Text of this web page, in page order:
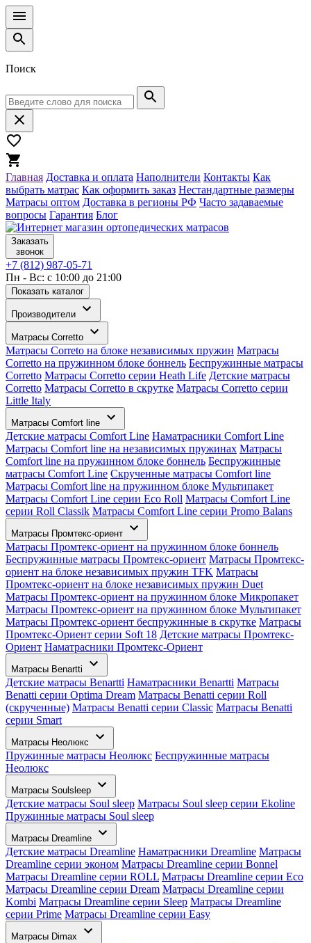
Поиск
Главная Доставка и оплата Наполнители Контакты Как
выбрать матрас Как оформить заказ Нестандартные размеры
Матрасы оптом Доставка в регионы РФ Часто задаваемые
вопросы Гарантия Блог
Заказать
звонок
+7 (812) 987-05-71
Пн - Вс: с 10:00 до 21:00
Показать каталог
Производители
Матрасы Corretto
Матрасы Correto на блоке независимых пружин Матрасы
Corretto на пружинном блоке боннель Беспружинные матрасы
Corretto Матрасы Corretto серии Heath Life Детские матрасы
Corretto Матрасы Corretto в скрутке Матрасы Corretto серии
Little Italy
Матрасы Comfort line
Детские матрасы Comfort Line Наматрасники Comfort Line
Матрасы Comfort line на независимых пружинах Матрасы
Comfort line на пружинном блоке боннель Беспружинные
матрасы Comfort Line Скрученные матрасы Comfort line
Матрасы Comfort line на пружинном блоке Мультипакет
Матрасы Comfort Line серии Eco Roll Матрасы Comfort Line
серии Roll Classik Матрасы Comfort Line серии Promo Balans
Матрасы Промтекс-ориент
Матрасы Промтекс-ориент на пружинном блоке боннель
Беспружинные матрасы Промтекс-ориент Матрасы Промтекс-
ориент на блоке независимых пружин TFK Матрасы
Промтекс-ориент на блоке независимых пружин Duet
Матрасы Промтекс-ориент на пружинном блоке Микропакет
Матрасы Промтекс-ориент на пружинном блоке Мультипакет
Матрасы Промтекс-ориент беспружинные в скрутке Матрасы
Промтекс-Ориент серии Soft 18 Детские матрасы Промтекс-
Ориент Наматрасники Промтекс-Ориент
Матрасы Benartti
Детские матрасы Benartti Наматрасники Benartti Матрасы
Benatti серии Optima Dream Матрасы Benatti серии Roll
(скрученные) Матрасы Benatti серии Classic Матрасы Benatti
серии Smart
Матрасы Неолюкс
Пружинные матрасы Неолюкс Беспружинные матрасы
Неолюкс
Матрасы Soulsleep
Детские матрасы Soul sleep Матрасы Soul sleep серии Ekoline
Пружинные матрасы Soul sleep
Матрасы Dreamline
Детские матрасы Dreamline Наматрасники Dreamline Матрасы
Dreamline серии эконом Матрасы Dreamline серии Bonnel
Матрасы Dreamline серии ROLL Матрасы Dreamline серии Eco
Матрасы Dreamline серии Dream Матрасы Dreamline серии
Kombi Матрасы Dreamline серии Sleep Матрасы Dreamline
серии Prime Матрасы Dreamline серии Easy
Матрасы Dimax